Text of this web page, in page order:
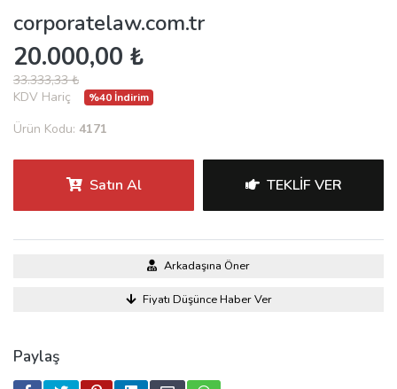
corporatelaw.com.tr
20.000,00 ₺
33.333,33 ₺
KDV Hariç
%40 İndirim
Ürün Kodu: 4171
Satın Al TEKLIF VER
Arkadaşına Öner
Fiyatı Düşünce Haber Ver
Paylaş